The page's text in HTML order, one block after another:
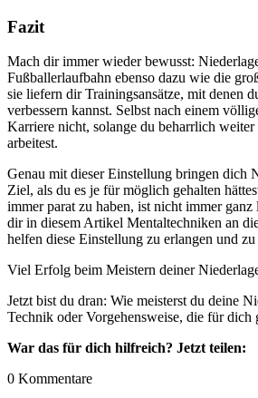
Fazit
Mach dir immer wieder bewusst:
Fußballerlaufbahn ebenso dazu wie die
sie liefern dir Trainingsansätze, mit denen
verbessern kannst. Selbst nach einem
Karriere nicht, solange du beharrlich
arbeitest.
Genau mit dieser Einstellung bringen dich
Ziel, als du es je für möglich gehalten
immer parat zu haben, ist nicht immer
dir in diesem Artikel Mentaltechniken an
helfen diese Einstellung zu erlangen und
Viel Erfolg beim Meistern deiner
Jetzt bist du dran: Wie meisterst du deine
Technik oder Vorgehensweise, die für dich
War das für dich hilfreich? Jetzt teilen:
0 Kommentare